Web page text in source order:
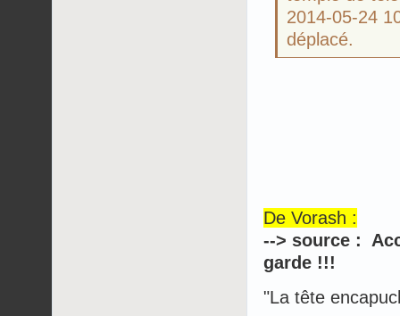
2014-05-24
déplacé.
De Vorash :
--> source :
garde !!!
"La tête